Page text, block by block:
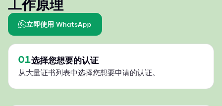
工作原理
立即使用 WhatsApp
01选择您想要的认证
从大量证书列表中选择您想要申请的认证。